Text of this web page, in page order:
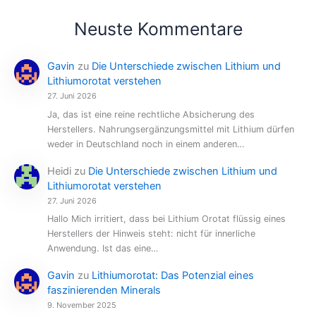
Neuste Kommentare
Gavin zu Die Unterschiede zwischen Lithium und
Lithiumorotat verstehen
27. Juni 2026
Ja, das ist eine reine rechtliche Absicherung des
Herstellers. Nahrungsergänzungsmittel mit Lithium dürfen
weder in Deutschland noch in einem anderen…
Heidi zu Die Unterschiede zwischen Lithium und
Lithiumorotat verstehen
27. Juni 2026
Hallo Mich irritiert, dass bei Lithium Orotat flüssig eines
Herstellers der Hinweis steht: nicht für innerliche
Anwendung. Ist das eine…
Gavin zu Lithiumorotat: Das Potenzial eines
faszinierenden Minerals
9. November 2025